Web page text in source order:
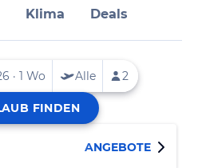
Klima Deals
ANGEBOTE